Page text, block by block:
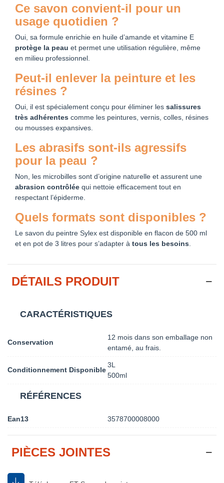
Ce savon convient-il pour un
usage quotidien ?
Oui, sa formule enrichie en huile d’amande et vitamine E
protège la peau et permet une utilisation régulière, même
en milieu professionnel.
Peut-il enlever la peinture et les
résines ?
Oui, il est spécialement conçu pour éliminer les salissures
très adhérentes comme les peintures, vernis, colles, résines
ou mousses expansives.
Les abrasifs sont-ils agressifs
pour la peau ?
Non, les microbilles sont d’origine naturelle et assurent une
abrasion contrôlée qui nettoie efficacement tout en
respectant l’épiderme.
Quels formats sont disponibles ?
Le savon du peintre Sylex est disponible en flacon de 500 ml
et en pot de 3 litres pour s’adapter à tous les besoins
DÉTAILS PRODUIT
CARACTÉRISTIQUES
Conservation
12 mois dans son emballage non
entamé, au frais.
Conditionnement Disponible
3L
500ml
RÉFÉRENCES
Ean13 3578700008000
PIÈCES JOINTES